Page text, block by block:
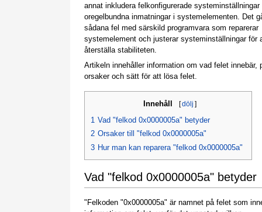
annat inkludera felkonfigurerade systeminställningar
oregelbundna inmatningar i systemelementen. Det
sådana fel med särskild programvara som reparerar
systemelement och justerar systeminställningar för
återställa stabiliteten.
Artikeln innehåller information om vad felet innebär,
orsaker och sätt för att lösa felet.
Innehåll [dölj ]
1 Vad "felkod 0x0000005a" betyder
2 Orsaker till "felkod 0x0000005a"
3 Hur man kan reparera "felkod 0x0000005a"
Vad "felkod 0x0000005a" betyder
"Felkoden "0x0000005a" är namnet på felet som
Once the download is complete, click on the
downloaded file link